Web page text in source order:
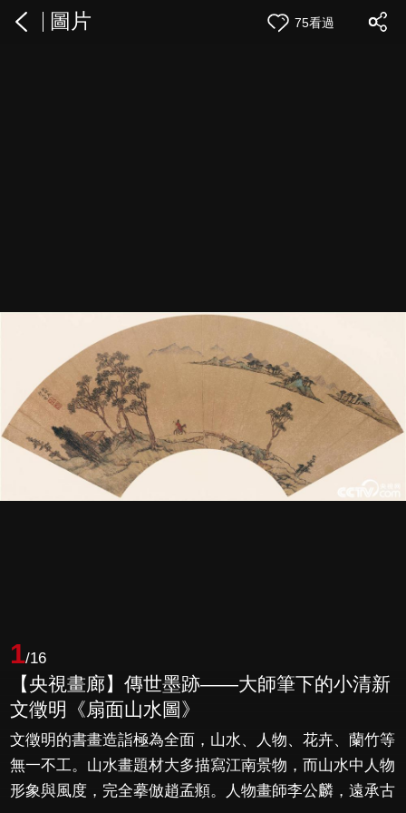
圖片 75看過
1/16
【央視畫廊】傳世墨跡——大師筆下的小清新
文徵明《扇面山水圖》
文徵明的書畫造詣極為全面，山水、人物、花卉、蘭竹等
無一不工。山水畫題材大多描寫江南景物，而山水中人物
形象與風度，完全摹倣趙孟頫。人物畫師李公麟，遠承古